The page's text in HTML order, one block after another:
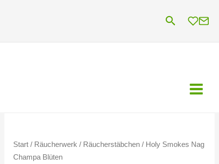
Suchen
Start/ Räucherwerk / Räucherstäbchen/ Holy Smokes Nag
Champa Blüten